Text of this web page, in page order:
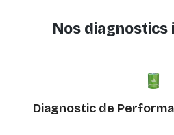
Nos diagnostics
Diagnostic de